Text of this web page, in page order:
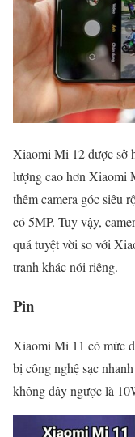
Xiaomi Mi 12 được sở
lượng cao hơn Xiaomi
thêm camera góc siêu
có 5MP. Tuy vậy,
quá tuyệt vời so với
tranh khác nói riêng.
Pin
Xiaomi Mi 11 có mức
bị công nghệ sạc
không dây ngược là